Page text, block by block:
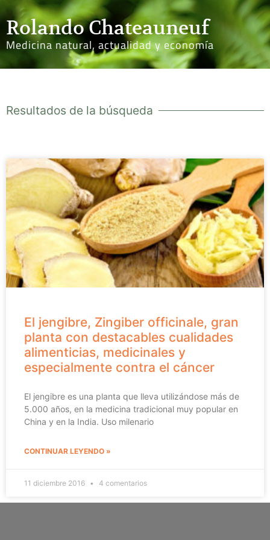
Rolando Chateauneuf
Medicina natural, actualidad y economía
Resultados de la búsqueda
El jengibre, Zingiber officinale, gran
planta con destacables cualidades
alimenticias, medicinales y
especialmente contra el cáncer
El jengibre es una planta que lleva utilizándose más de
5.000 años, en la medicina tradicional muy popular en
China y en la India. Uso milenario
CONTINUAR LEYENDO »
11 diciembre 2016 4 comentarios